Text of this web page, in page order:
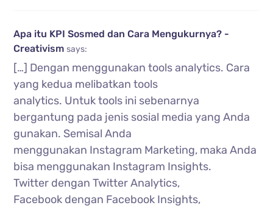
Apa itu KPI Sosmed dan Cara Mengukurnya? -
Creativism says:
[…] Dengan menggunakan tools analytics. Cara
yang kedua melibatkan tools
analytics. Untuk tools ini sebenarnya
bergantung pada jenis sosial media yang Anda
gunakan. Semisal Anda
menggunakan Instagram Marketing, maka Anda
bisa menggunakan Instagram Insights.
Twitter dengan Twitter Analytics,
Facebook dengan Facebook Insights,